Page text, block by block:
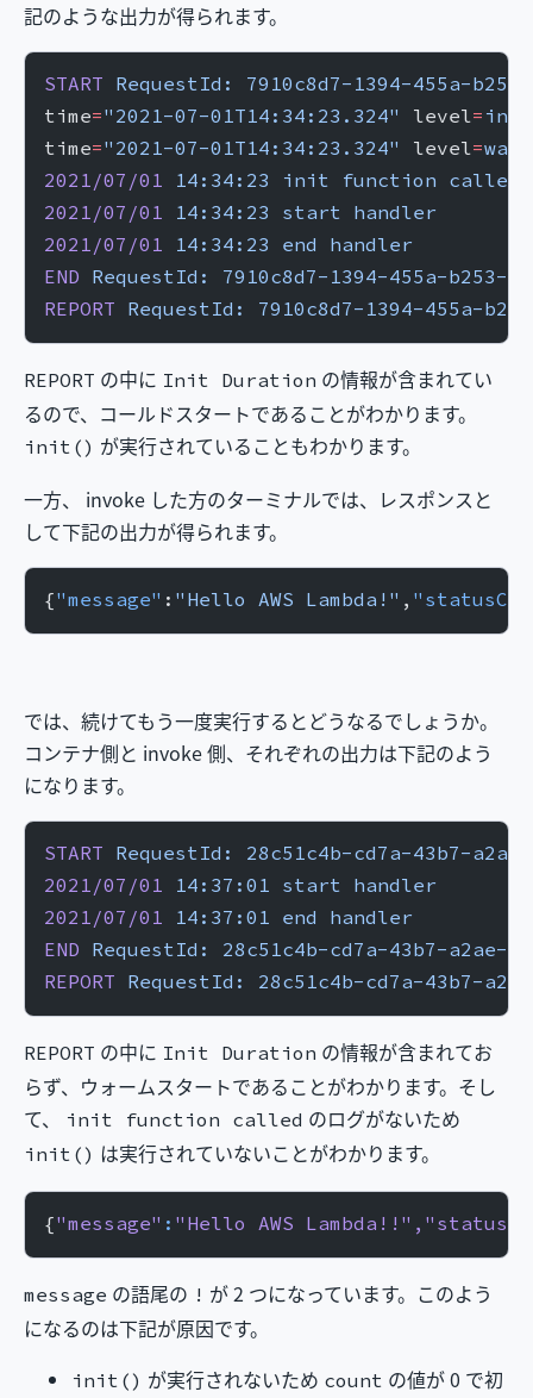
記のような出力が得られます。
START RequestId:
7910c8d7-1394-455a-
time="2021-07-01T14:34:23.324" level=info
time="2021-07-01T14:34:23.324" level=
2021/07/01 14:34:23 init function called
2021/07/01 14:34:23 start handler
2021/07/01 14:34:23 end handler
END RequestId:
7910c8d7-1394-455a-b253-
REPORT RequestId: 7910c8d7-1394-455a-
REPORT の中に Init Duration の情報が含まれてい
るので、コールドスタートであることがわかります。
init() が実行されていることもわかります。
一方、 invoke した方のターミナルでは、レスポンスと
して下記の出力が得られます。
{"message" : "Hello AWS Lambda!" ,
では、続けてもう一度実行するとどうなるでしょうか。
コンテナ側と invoke 側、それぞれの出力は下記のよう
になります。
START RequestId:
28c51c4b-cd7a-43b7-
2021/07/01 14:37:01 start handler
2021/07/01 14:37:01 end handler
END RequestId:
28c51c4b-cd7a-43b7-a2ae-
REPORT RequestId: 28c51c4b-cd7a-43b7-
REPORT の中に Init Duration の情報が含まれてお
らず、ウォームスタートであることがわかります。そし
て、 init function called のログがないため
init() は実行されていないことがわかります。
{"message" : "Hello AWS Lambda!!" ,
message の語尾の ! が 2 つになっています。このよう
になるのは下記が原因です。
init() が実行されないため count の値が 0 で初